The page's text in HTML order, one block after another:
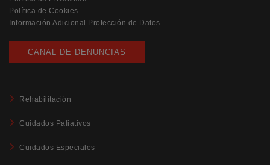
Política de Cookies
Información Adicional Protección de Datos
CANAL DE DENUNCIAS
Rehabilitación
Cuidados Paliativos
Cuidados Especiales